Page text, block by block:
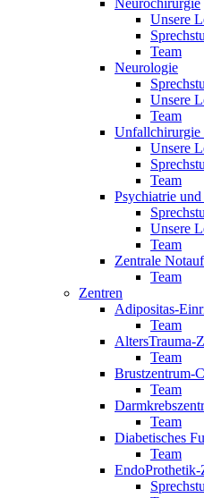
Neurochirurgie
Unsere
Team
Neurologie
Unsere
Team
Unfallchirurgie
Unsere
Team
Psychiatrie
Unsere
Team
Zentrale
Team
Zentren
Adipositas-
Team
AltersTrauma-
Team
Brustzentrum-
Team
Team
Diabetisches
Team
EndoProthetik-